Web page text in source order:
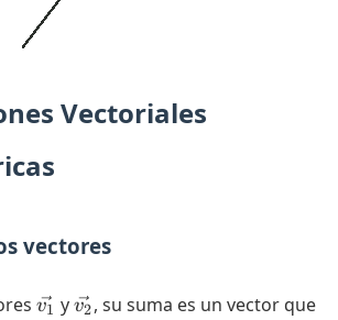
Vectoriales
vectores
\vec{v_1}
v1 y\vec{v_2}
v2, su suma es un vector que